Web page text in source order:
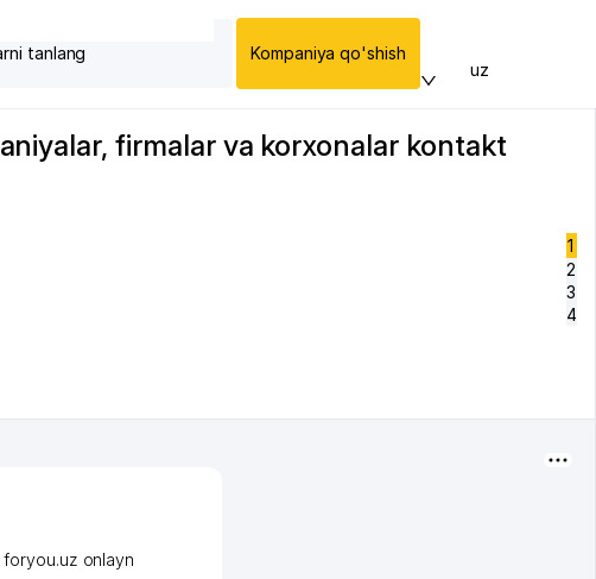
tanlang Kompaniya qo'shish
uz
firmalar va korxonalar kontakt
1
2
3
4
onlayn